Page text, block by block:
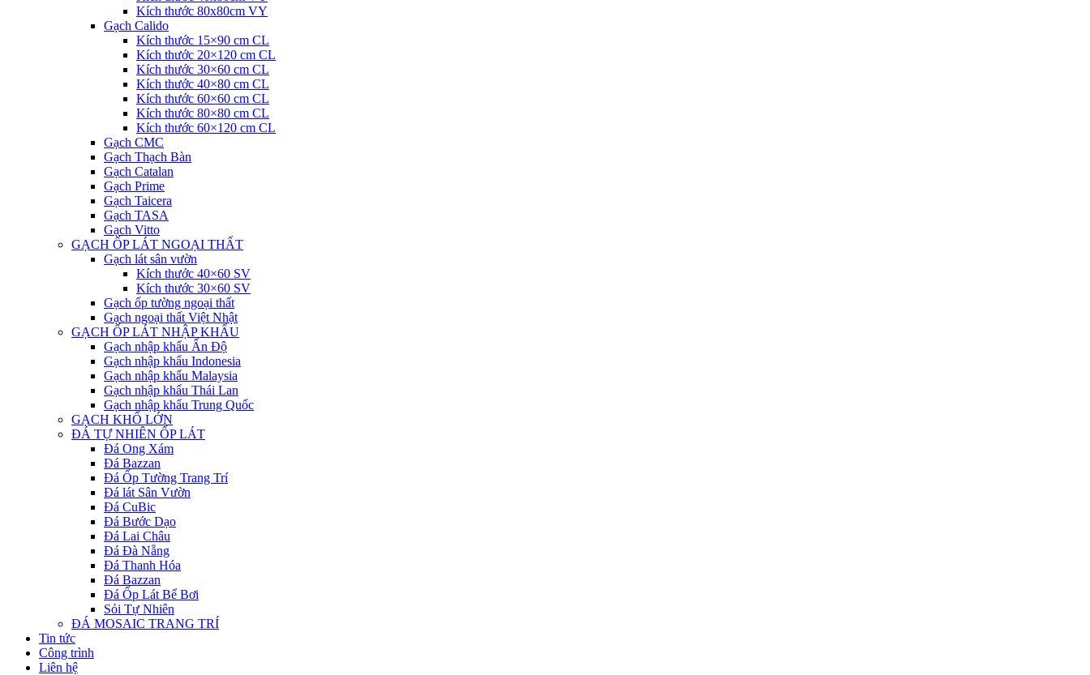
Kích thước 80x80cm VY
Gạch Calido
Kích thước 15×90 cm CL
Kích thước 20×120 cm CL
Kích thước 30×60 cm CL
Kích thước 40×80 cm CL
Kích thước 60×60 cm CL
Kích thước 80×80 cm CL
Kích thước 60×120 cm CL
Gạch CMC
Gạch Thạch Bàn
Gạch Catalan
Gạch Prime
Gạch Taicera
Gạch TASA
Gạch Vitto
GẠCH ỐP LÁT NGOẠI THẤT
Gạch lát sân vườn
Kích thước 40×60 SV
Kích thước 30×60 SV
Gạch ốp tường ngoại thất
Gạch ngoại thất Việt Nhật
GẠCH ỐP LÁT NHẬP KHẨU
Gạch nhập khẩu Ấn Độ
Gạch nhập khẩu Indonesia
Gạch nhập khẩu Malaysia
Gạch nhập khẩu Thái Lan
Gạch nhập khẩu Trung Quốc
GẠCH KHỔ LỚN
ĐÁ TỰ NHIÊN ỐP LÁT
Đá Ong Xám
Đá Bazzan
Đá Ốp Tường Trang Trí
Đá lát Sân Vườn
Đá CuBic
Đá Bước Dạo
Đá Lai Châu
Đá Đà Nẵng
Đá Thanh Hóa
Đá Bazzan
Đá Ốp Lát Bể Bơi
Sỏi Tự Nhiên
ĐÁ MOSAIC TRANG TRÍ
Tin tức
Công trình
Liên hệ